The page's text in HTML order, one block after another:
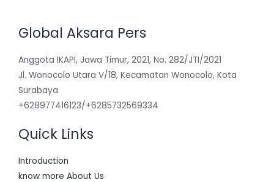
Global Aksara Pers
Anggota IKAPI, Jawa Timur, 2021, No. 282/JTI/2021
Jl. Wonocolo Utara V/18, Kecamatan Wonocolo, Kota
Surabaya
+628977416123/+6285732569334
Quick Links
Introduction
know more About Us